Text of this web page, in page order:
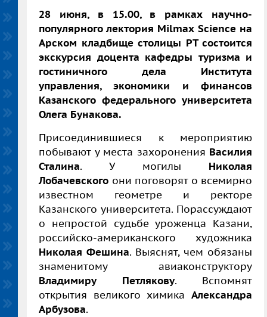
28 июня, в 15.00, в рамках научно-
популярного лектория Milmax Science на
Арском кладбище столицы РТ состоится
экскурсия доцента кафедры туризма и
гостиничного дела Института
управления, экономики и финансов
Казанского федерального университета
Олега Бунакова.
Присоединившиеся к мероприятию
побывают у места захоронения Василия
Сталина. У могилы Николая
Лобачевского они поговорят о всемирно
известном геометре и ректоре
Казанского университета. Порассуждают
о непростой судьбе уроженца Казани,
российско-американского художника
Николая Фешина. Выяснят, чем обязаны
знаменитому авиаконструктору
Владимиру Петлякову. Вспомнят
открытия великого химика Александра
Арбузова.